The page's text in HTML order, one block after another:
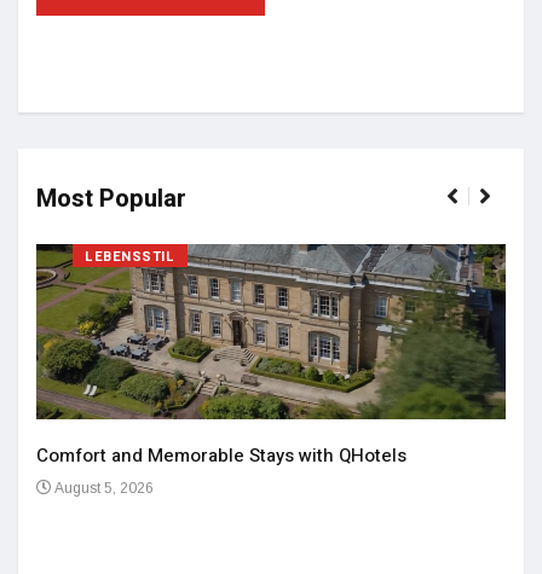
Most Popular
LEBENSSTIL
Comfort and Memorable Stays with QHotels
August 5, 2026